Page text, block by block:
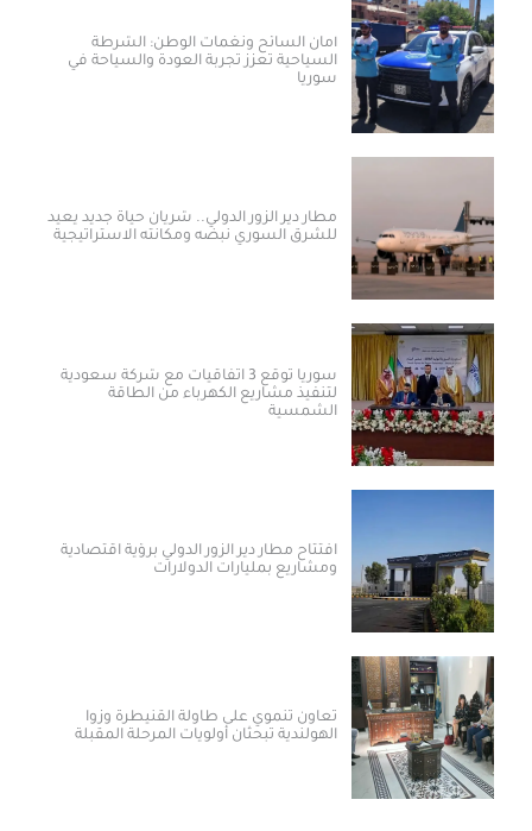
أمان السائح ونغمات الوطن: الشرطة
السياحية تعزز تجربة العودة والسياحة في
سوريا
مطار دير الزور الدولي.. شريان حياة جديد يعيد
للشرق السوري نبضه ومكانته الاستراتيجية
سوريا توقع 3 اتفاقيات مع شركة سعودية
لتنفيذ مشاريع الكهرباء من الطاقة
الشمسية
افتتاح مطار دير الزور الدولي برؤية اقتصادية
ومشاريع بمليارات الدولارات ​
تعاون تنموي على طاولة القنيطرة وزوا
الهولندية تبحثان أولويات المرحلة المقبلة